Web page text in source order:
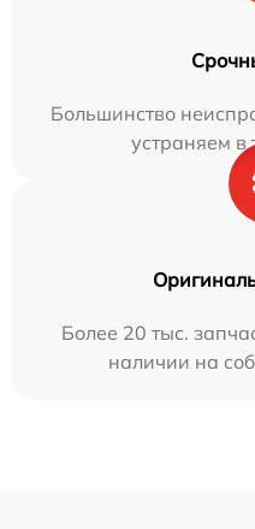
Большинство
устраняем в
Более 20 тыс.
наличии на